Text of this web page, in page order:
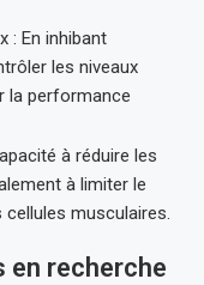
: En inhibant
les niveaux
la performance
à réduire les
à limiter le
musculaires.
en recherche